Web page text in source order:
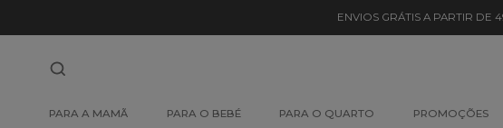
ENVIOS GRÁTIS A PARTIR DE
PARA A MAMÃ PARA O BEBÉ PARA O QUARTO PROMOÇÕES